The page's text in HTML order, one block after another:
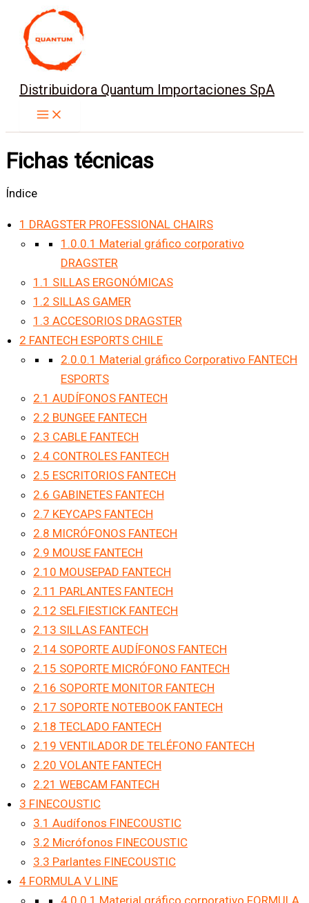
contenido
Distribuidora Quantum Importaciones SpA
Fichas técnicas
Índice
1 DRAGSTER PROFESSIONAL CHAIRS
1.0.0.1 Material gráfico corporativo
DRAGSTER
1.1 SILLAS ERGONÓMICAS
1.2 SILLAS GAMER
1.3 ACCESORIOS DRAGSTER
2 FANTECH ESPORTS CHILE
2.0.0.1 Material gráfico Corporativo FANTECH
ESPORTS
2.1 AUDÍFONOS FANTECH
2.2 BUNGEE FANTECH
2.3 CABLE FANTECH
2.4 CONTROLES FANTECH
2.5 ESCRITORIOS FANTECH
2.6 GABINETES FANTECH
2.7 KEYCAPS FANTECH
2.8 MICRÓFONOS FANTECH
2.9 MOUSE FANTECH
2.10 MOUSEPAD FANTECH
2.11 PARLANTES FANTECH
2.12 SELFIESTICK FANTECH
2.13 SILLAS FANTECH
2.14 SOPORTE AUDÍFONOS FANTECH
2.15 SOPORTE MICRÓFONO FANTECH
2.16 SOPORTE MONITOR FANTECH
2.17 SOPORTE NOTEBOOK FANTECH
2.18 TECLADO FANTECH
2.19 VENTILADOR DE TELÉFONO FANTECH
2.20 VOLANTE FANTECH
2.21 WEBCAM FANTECH
3 FINECOUSTIC
3.1 Audífonos FINECOUSTIC
3.2 Micrófonos FINECOUSTIC
3.3 Parlantes FINECOUSTIC
4 FORMULA V LINE
4.0.0.1 Material gráfico corporativo FORMULA